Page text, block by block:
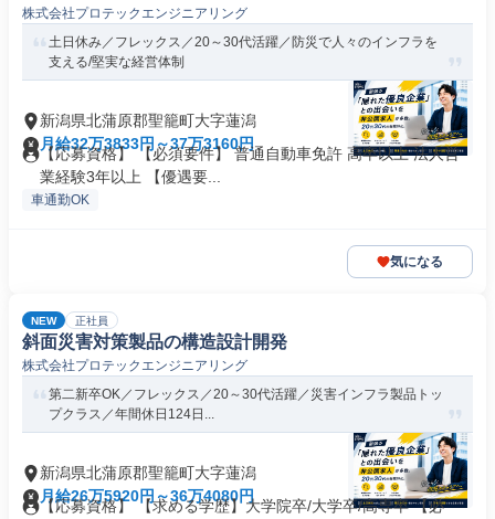
株式会社プロテックエンジニアリング
土日休み／フレックス／20～30代活躍／防災で人々のインフラを
支える/堅実な経営体制
新潟県北蒲原郡聖籠町大字蓮潟
月給32万3833円～37万3160円
【応募資格】 【必須要件】 普通自動車免許 高卒以上 法人営
業経験3年以上 【優遇要...
車通勤OK
気になる
NEW 正社員
斜面災害対策製品の構造設計開発
株式会社プロテックエンジニアリング
第二新卒OK／フレックス／20～30代活躍／災害インフラ製品トッ
プクラス／年間休日124日...
新潟県北蒲原郡聖籠町大字蓮潟
月給26万5920円～36万4080円
【応募資格】 【求める学歴】大学院卒/大学卒/高専卒 【必